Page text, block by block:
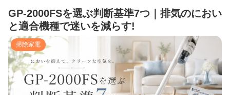
GP-2000FSを選ぶ判断基準7つ｜排気のにおい
と適合機種で迷いを減らす!
掃除家電